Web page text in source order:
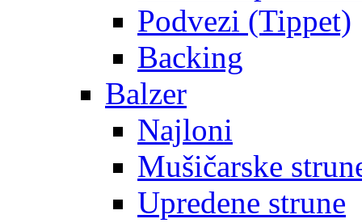
Podvezi (Tippet)
Backing
Balzer
Najloni
Mušičarske
Upredene strune